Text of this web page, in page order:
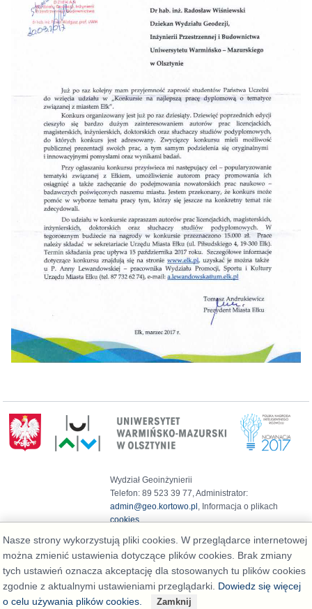
Wydział Geoinżynierii
Telefon: 89 523 39 77, Administrator:
admin@geo.kortowo.pl , Informacja o plikach
cookies
Nasze strony wykorzystują pliki cookies. W przeglądarce internetowej
można zmienić ustawienia dotyczące plików cookies. Brak zmiany
tych ustawień oznacza akceptację dla stosowanych tu plików cookies
zgodnie z aktualnymi ustawieniami przeglądarki. Dowiedz się więcej
o celu używania plików cookies.